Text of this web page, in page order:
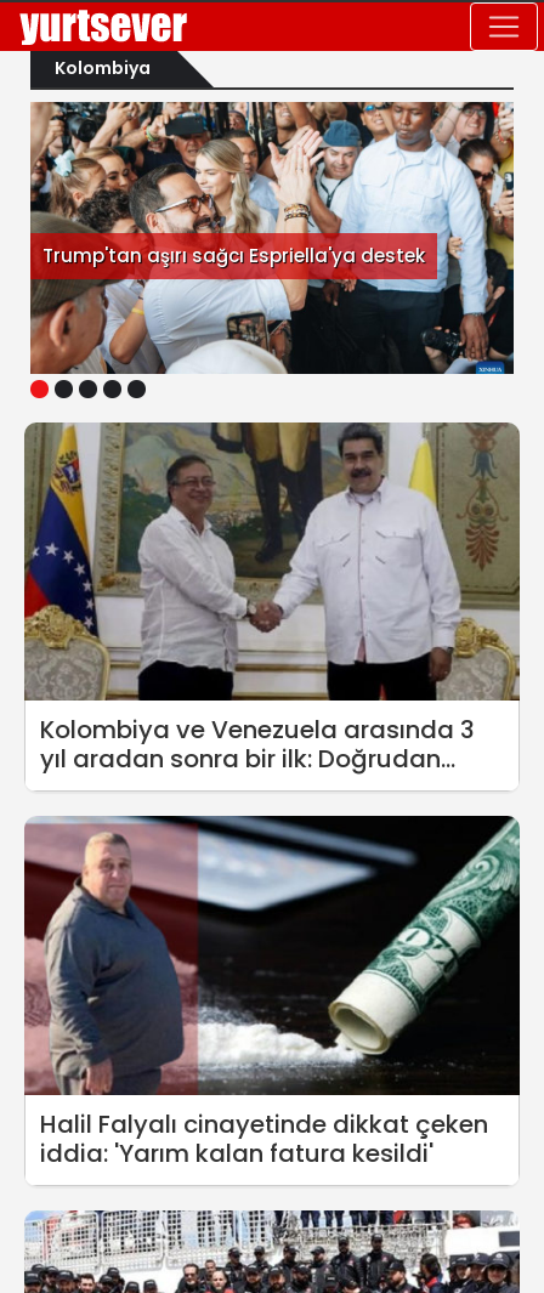
Kolombiya
1 2 3 4 5
Trump'tan aşırı sağcı Espriella'ya destek
Kolombiya ve Venezuela arasında 3
yıl aradan sonra bir ilk: Doğrudan
uçuşlar başladı
Halil Falyalı cinayetinde dikkat çeken
iddia: 'Yarım kalan fatura kesildi'